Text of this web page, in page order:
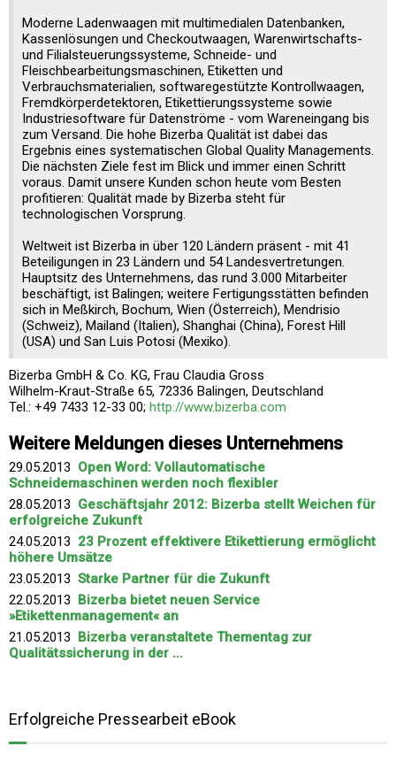
Moderne Ladenwaagen mit multimedialen Datenbanken,
Kassenlösungen und Checkoutwaagen, Warenwirtschafts-
und Filialsteuerungssysteme, Schneide- und
Fleischbearbeitungsmaschinen, Etiketten und
Verbrauchsmaterialien, softwaregestützte Kontrollwaagen,
Fremdkörperdetektoren, Etikettierungssysteme sowie
Industriesoftware für Datenströme - vom Wareneingang bis
zum Versand. Die hohe Bizerba Qualität ist dabei das
Ergebnis eines systematischen Global Quality Managements.
Die nächsten Ziele fest im Blick und immer einen Schritt
voraus. Damit unsere Kunden schon heute vom Besten
profitieren: Qualität made by Bizerba steht für
technologischen Vorsprung.
Weltweit ist Bizerba in über 120 Ländern präsent - mit 41
Beteiligungen in 23 Ländern und 54 Landesvertretungen.
Hauptsitz des Unternehmens, das rund 3.000 Mitarbeiter
beschäftigt, ist Balingen; weitere Fertigungsstätten befinden
sich in Meßkirch, Bochum, Wien (Österreich), Mendrisio
(Schweiz), Mailand (Italien), Shanghai (China), Forest Hill
(USA) und San Luis Potosi (Mexiko).
Bizerba GmbH & Co. KG, Frau Claudia Gross
Wilhelm-Kraut-Straße 65, 72336 Balingen, Deutschland
Tel.: +49 7433 12-33 00; http://www.bizerba.com
Weitere Meldungen dieses Unternehmens
29.05.2013 Open Word: Vollautomatische
Schneidemaschinen werden noch flexibler
28.05.2013 Geschäftsjahr 2012: Bizerba stellt Weichen für
erfolgreiche Zukunft
24.05.2013 23 Prozent effektivere Etikettierung ermöglicht
höhere Umsätze
23.05.2013 Starke Partner für die Zukunft
22.05.2013 Bizerba bietet neuen Service
»Etikettenmanagement« an
21.05.2013 Bizerba veranstaltete Thementag zur
Qualitätssicherung in der ...
Erfolgreiche Pressearbeit eBook